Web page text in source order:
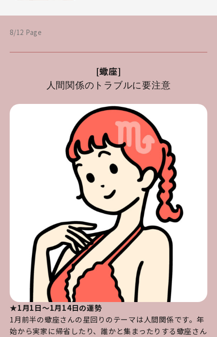
8/12 Page
[蠍座]
人間関係のトラブルに要注意
★1月1日～1月14日の運勢
1月前半の蠍座さんの星回りのテーマは人間関係です。年
始から実家に帰省したり、誰かと集まったりする蠍座さん